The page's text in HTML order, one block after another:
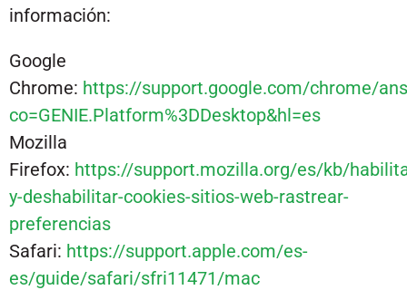
información:
Google
Chrome: https://support.google.com/chrome/
co=GENIE.Platform%3DDesktop&hl=es
Mozilla
Firefox: https://support.mozilla.org/es/kb/
y-deshabilitar-cookies-sitios-web-rastrear-
preferencias
Safari: https://support.apple.com/es-
es/guide/safari/sfri11471/mac